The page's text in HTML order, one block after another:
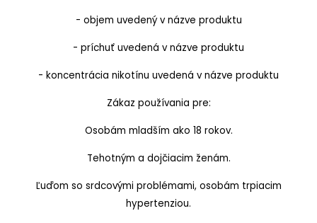
- objem uvedený v názve produktu
- príchuť uvedená v názve produktu
- koncentrácia nikotínu uvedená v názve produktu
Zákaz používania pre:
Osobám mladším ako 18 rokov.
Tehotným a dojčiacim ženám.
Ľuďom so srdcovými problémami, osobám trpiacim
hypertenziou.